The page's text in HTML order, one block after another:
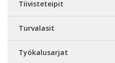
Tiivisteteipit
Turvalasit
Työkalusarjat